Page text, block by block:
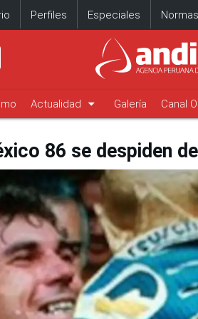
Perfiles Especiales
Actualidad arrow_drop_down Galería Canal
86 se despiden